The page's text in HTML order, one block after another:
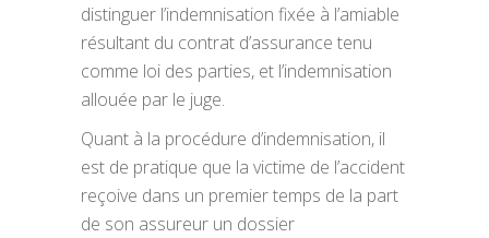
distinguer l’indemnisation fixée à l’amiable
résultant du contrat d’assurance tenu
comme loi des parties, et l’indemnisation
allouée par le juge.
Quant à la procédure d’indemnisation, il
est de pratique que la victime de l’accident
reçoive dans un premier temps de la part
de son assureur un dossier